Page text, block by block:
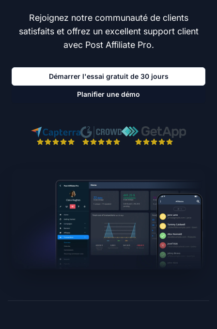
Rejoignez notre communauté de clients
satisfaits et offrez un excellent support client
avec Post Affiliate Pro.
Démarrer l'essai gratuit de 30 jours
Planifier une démo